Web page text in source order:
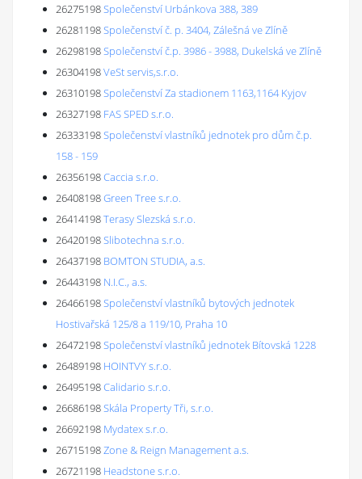
26275198Společenství Urbánkova 388, 389
26281198Společenství č. p. 3404, Zálešná ve Zlíně
26298198Společenství č.p. 3986 - 3988, Dukelská ve Zlíně
26304198VeSt servis,s.r.o.
26310198Společenství Za stadionem 1163,1164 Kyjov
26327198 FAS SPED s.r.o.
26333198Společenství vlastníků jednotek pro dům č.p.
158 - 159
26356198Caccia s.r.o.
26408198Green Tree s.r.o.
26414198Terasy Slezská s.r.o.
26420198Slibotechna s.r.o.
26437198 BOMTON STUDIA, a.s.
26443198 N.I.C., a.s.
26466198Společenství vlastníků bytových jednotek
Hostivařská 125/8 a 119/10, Praha 10
26472198Společenství vlastníků jednotek Bítovská 1228
26489198 HOINTVY s.r.o.
26495198Calidario s.r.o.
26686198Skála Property Tři, s.r.o.
26692198 Mydatex s.r.o.
26715198Zone & Reign Management a.s.
26721198 Headstone s.r.o.